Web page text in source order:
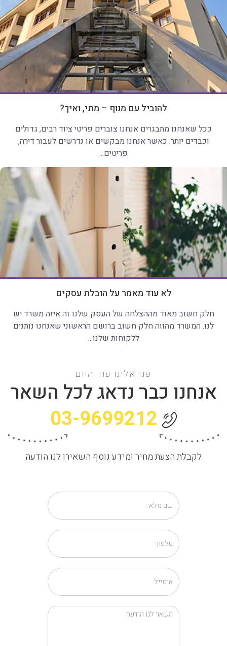
להוביל עם מנוף – מתי, ואיך?
ככל שאנחנו מתבגרים אנחנו צוברים פריטי ציוד רבים, גדולים
וכבדים יותר. כאשר אנחנו מבקשים או נדרשים לעבור דירה,
פריטים...
לא עוד מאמר על הובלת עסקים
חלק חשוב מאוד מההצלחה של העסק שלנו זה איזה משרד יש
לנו. המשרד מהווה חלק חשוב ברושם הראשוני שאנחנו נותנים
ללקוחות שלנו...
פנו אלינו עוד היום
אנחנו כבר נדאג לכל השאר
03-9699212
לקבלת הצעת מחיר ומידע נוסף השאירו לנו הודעה